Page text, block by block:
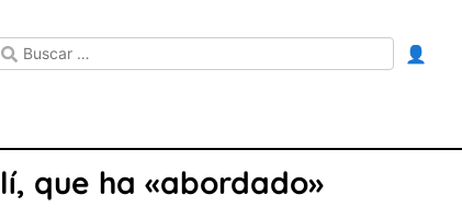
👤
que ha «abordado»